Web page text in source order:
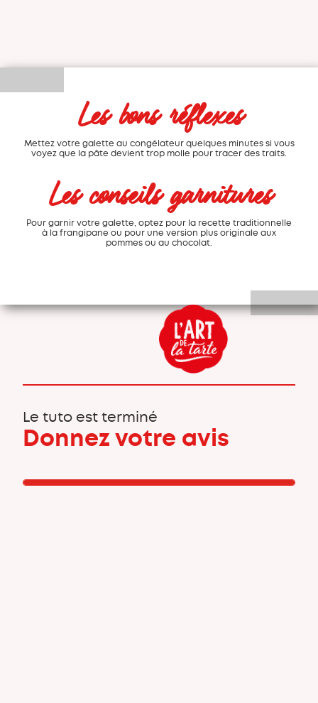
Les bons réflexes
Mettez votre galette au congélateur quelques minutes si vous
voyez que la pâte devient trop molle pour tracer des traits.
Les conseils garnitures
Pour garnir votre galette, optez pour la recette traditionnelle
à la frangipane ou pour une version plus originale aux
pommes ou au chocolat.
Le tuto est terminé
Donnez votre avis